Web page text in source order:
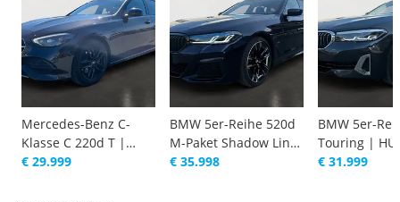
Mercedes-Benz C-
Klasse C 220d T |
OLED |
€ 29.999
BMW 5er-Reihe 520d
M-Paket Shadow Line
| LASER | HARMAN
€ 35.998
BMW 5er-
Touring |
| VOLL
€ 31.999